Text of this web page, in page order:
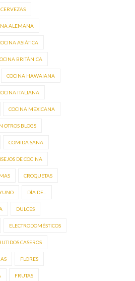
CERVEZAS
ALEMANA
ASIÁTICA
BRITÁNICA
COCINA HAWAIANA
ITALIANA
COCINA MEXICANA
OTROS BLOGS
COMIDA SANA
DE COCINA
CROQUETAS
DÍA DE...
DULCES
ELECTRODOMÉSTICOS
CASEROS
FLORES
FRUTAS